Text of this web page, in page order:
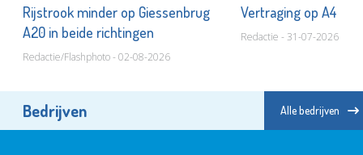
Rijstrook minder op Giessenbrug
A20 in beide richtingen
Redactie/Flashphoto - 02-08-2026
Vertraging op A4
Redactie - 31-07-2026
Bedrijven Alle bedrijven